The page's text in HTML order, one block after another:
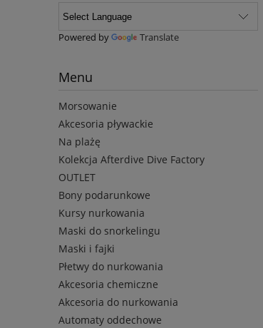
Powered by Translate
Menu
Morsowanie
Akcesoria pływackie
Na plażę
Kolekcja Afterdive Dive Factory
OUTLET
Bony podarunkowe
Kursy nurkowania
Maski do snorkelingu
Maski i fajki
Płetwy do nurkowania
Akcesoria chemiczne
Akcesoria do nurkowania
Automaty oddechowe